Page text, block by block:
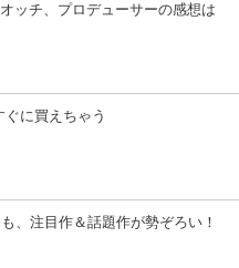
ッチ、プロデューサーの感想は
に買えちゃう
、注目作＆話題作が勢ぞろい！